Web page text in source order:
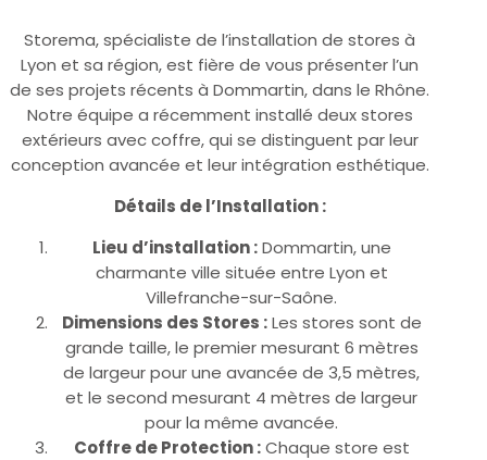
Storema, spécialiste de l’installation de stores à
Lyon et sa région, est fière de vous présenter l’un
de ses projets récents à Dommartin, dans le Rhône.
Notre équipe a récemment installé deux stores
extérieurs avec coffre, qui se distinguent par leur
conception avancée et leur intégration esthétique.
Détails de l’Installation :
Lieu d’installation :Dommartin, une
charmante ville située entre Lyon et
Villefranche-sur-Saône.
Dimensions des Stores :Les stores sont de
grande taille, le premier mesurant 6 mètres
de largeur pour une avancée de 3,5 mètres,
et le second mesurant 4 mètres de largeur
pour la même avancée.
Coffre de Protection :Chaque store est